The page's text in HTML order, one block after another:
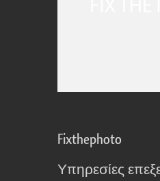
Fixthephoto
Υπηρεσίες